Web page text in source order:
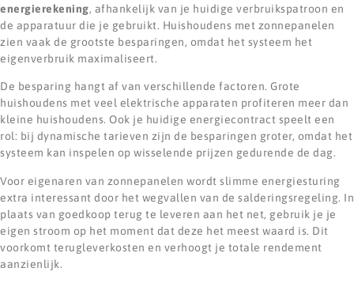
energierekening, afhankelijk van je huidige verbruikspatroon en
de apparatuur die je gebruikt. Huishoudens met zonnepanelen
zien vaak de grootste besparingen, omdat het systeem het
eigenverbruik maximaliseert.
De besparing hangt af van verschillende factoren. Grote
huishoudens met veel elektrische apparaten profiteren meer dan
kleine huishoudens. Ook je huidige energiecontract speelt een
rol: bij dynamische tarieven zijn de besparingen groter, omdat het
systeem kan inspelen op wisselende prijzen gedurende de dag.
Voor eigenaren van zonnepanelen wordt slimme energiesturing
extra interessant door het wegvallen van de salderingsregeling. In
plaats van goedkoop terug te leveren aan het net, gebruik je je
eigen stroom op het moment dat deze het meest waard is. Dit
voorkomt terugleverkosten en verhoogt je totale rendement
aanzienlijk.